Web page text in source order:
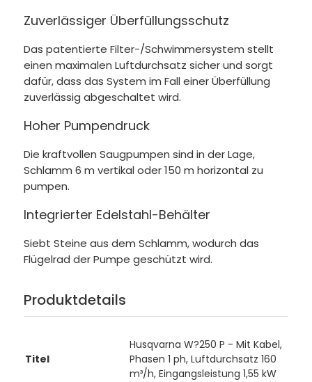
Zuverlässiger Überfüllungsschutz
Das patentierte Filter-/Schwimmersystem stellt
einen maximalen Luftdurchsatz sicher und sorgt
dafür, dass das System im Fall einer Überfüllung
zuverlässig abgeschaltet wird.
Hoher Pumpendruck
Die kraftvollen Saugpumpen sind in der Lage,
Schlamm 6 m vertikal oder 150 m horizontal zu
pumpen.
Integrierter Edelstahl-Behälter
Siebt Steine aus dem Schlamm, wodurch das
Flügelrad der Pumpe geschützt wird.
Produktdetails
Titel
Husqvarna W?250 P - Mit Kabel,
Phasen 1 ph, Luftdurchsatz 160
m³/h, Eingangsleistung 1,55 kW